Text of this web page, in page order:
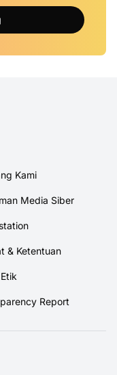
Kami
Media Siber
& Ketentuan
Report